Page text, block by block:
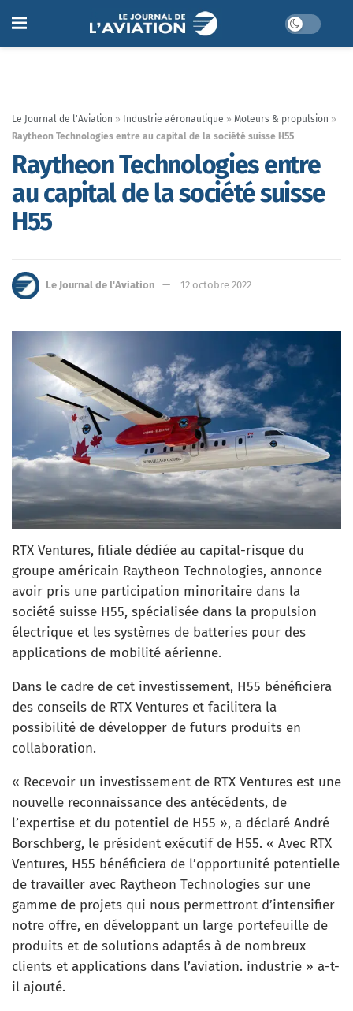
Le Journal de l'Aviation » Industrie aéronautique » Moteurs & propulsion »
Raytheon Technologies entre au capital de la société suisse H55
Raytheon Technologies entre
au capital de la société suisse
H55
Le Journal de l'Aviation 12 octobre 2022
RTX Ventures, filiale dédiée au capital-risque du
groupe américain Raytheon Technologies, annonce
avoir pris une participation minoritaire dans la
société suisse H55, spécialisée dans la propulsion
électrique et les systèmes de batteries pour des
applications de mobilité aérienne.
Dans le cadre de cet investissement, H55 bénéficiera
des conseils de RTX Ventures et facilitera la
possibilité de développer de futurs produits en
collaboration.
« Recevoir un investissement de RTX Ventures est une
nouvelle reconnaissance des antécédents, de
l’expertise et du potentiel de H55 », a déclaré André
Borschberg, le président exécutif de H55. « Avec RTX
Ventures, H55 bénéficiera de l’opportunité potentielle
de travailler avec Raytheon Technologies sur une
gamme de projets qui nous permettront d’intensifier
notre offre, en développant un large portefeuille de
produits et de solutions adaptés à de nombreux
clients et applications dans l’aviation. industrie » a-t-
il ajouté.